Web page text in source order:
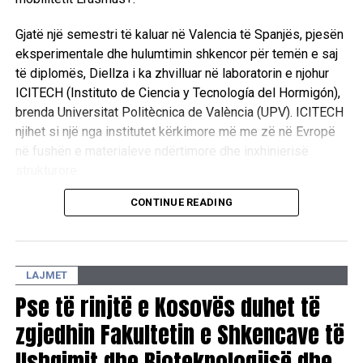
Gjatë një semestri të kaluar në Valencia të Spanjës, pjesën
eksperimentale dhe hulumtimin shkencor për temën e saj
të diplomës, Diellza i ka zhvilluar në laboratorin e njohur
ICITECH (Instituto de Ciencia y Tecnología del Hormigón),
brenda Universitat Politècnica de València (UPV). ICITECH
njihet si një nga institutet kërkimore më me zë në Evropë
në fushën e materialeve ndërtimore dhe inxhinierisë
Hulumtimi shkencor u zhvillua nën mbikëqyrjen e dy
ekspert me reputacion ndërkombëtar në fushën e betonit
të përforcuar me fibra, si dhe Prof. Dr. Visar Krelani, Dekan
i Fakultetit të Inxhinierisë së Ndërtimit dhe Infrastrukturës
në UBT.
Studentja Diellza Vishi mbrojti me sukses temën me titull
“Experimental Analysis of the Effect of Fiber Orientation
CONTINUE READING
LAJMET
Pse të rinjtë e Kosovës duhet të
zgjedhin Fakultetin e Shkencave të